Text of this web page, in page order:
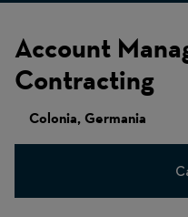
Account
Contracting
Colonia, Germania